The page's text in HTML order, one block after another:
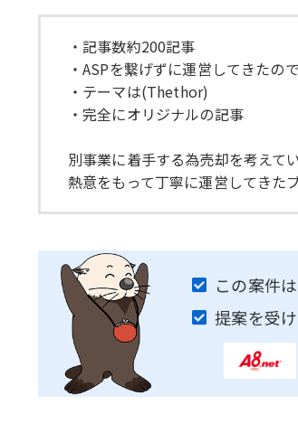
・記事数約200記事
・ASPを繋げずに運営してきたの
・テーマは(Thethor)
・完全にオリジナルの記事
別事業に着手する為売却を考えてい
熱意をもって丁寧に運営してきた
この案件
提案を受